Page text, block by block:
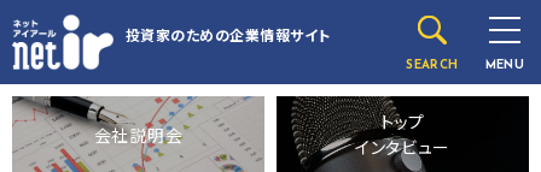
投資家のための企業情報サイト
SEARCH MENU
会社説明会
トップ
インタビュー